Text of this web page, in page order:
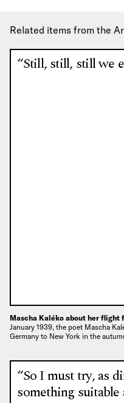
Related items from the
“Still, still, still we
Mascha Kaléko about her flight
January 1939, the poet Mascha
Germany to New York in the
“So I must try, as
something suitable